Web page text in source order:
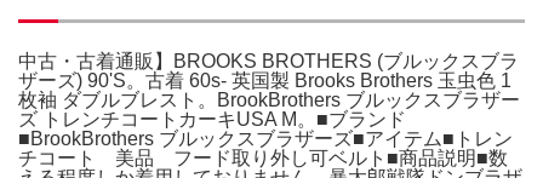
中古・古着通販】BROOKS BROTHERS (ブルックスブラ
ザーズ) 90'S。古着 60s- 英国製 Brooks Brothers 玉虫色 1
枚袖 ダブルブレスト。BrookBrothers ブルックスブラザー
ズ トレンチコートカーキUSA M。■ブランド
■BrookBrothers ブルックスブラザーズ■アイテム■トレン
チコート 美品 フード取り外し可ベルト■商品説明■数